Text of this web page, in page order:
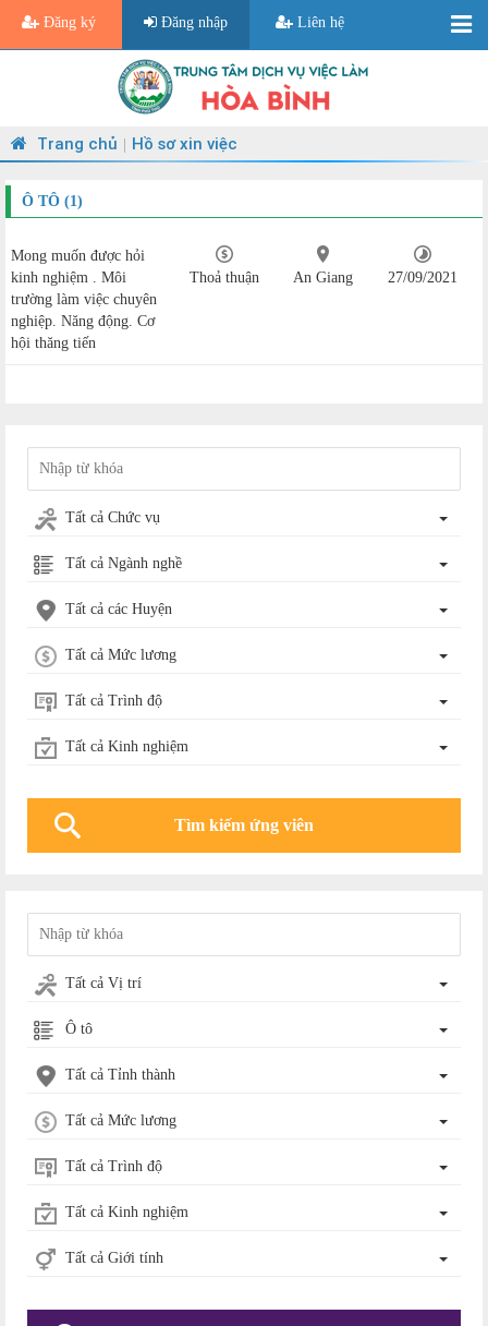
Đăng ký Đăng nhập Liên hệ
Trang chủ Hồ sơ xin việc
Ô TÔ (1)
Mong muốn được hỏi
kinh nghiệm . Môi
trường làm việc chuyên
nghiệp. Năng động. Cơ
hội thăng tiến
Thoả thuận An Giang 27/09/2021
Tất cả Chức vụ
Tất cả Ngành nghề
Tất cả các Huyện
Tất cả Mức lương
Tất cả Trình độ
Tất cả Kinh nghiệm
Tất cả Vị trí
Ô tô
Tất cả Tỉnh thành
Tất cả Mức lương
Tất cả Trình độ
Tất cả Kinh nghiệm
Tất cả Giới tính